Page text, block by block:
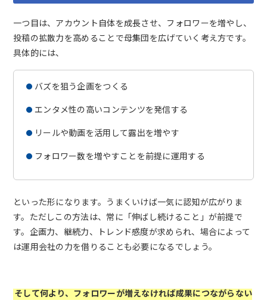
一つ目は、アカウント自体を成長させ、フォロワーを増やし、
投稿の拡散力を高めることで母集団を広げていく考え方です。
具体的には、
バズを狙う企画をつくる
エンタメ性の高いコンテンツを発信する
リールや動画を活用して露出を増やす
フォロワー数を増やすことを前提に運用する
といった形になります。うまくいけば一気に認知が広がりま
す。ただしこの方法は、常に「伸ばし続けること」が前提で
す。企画力、継続力、トレンド感度が求められ、場合によって
は運用会社の力を借りることも必要になるでしょう。
そして何より、フォロワーが増えなければ成果につながらない